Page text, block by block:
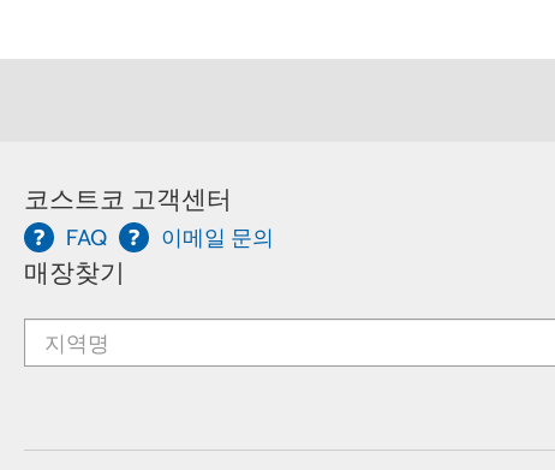
코스트코 고객센터
FAQ 이메일 문의
매장찾기